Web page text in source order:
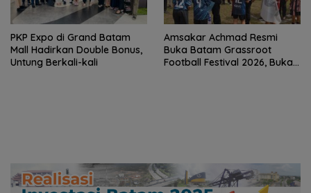
PKP Expo di Grand Batam
Mall Hadirkan Double Bonus,
Untung Berkali-kali
Amsakar Achmad Resmi
Buka Batam Grassroot
Football Festival 2026, Buka